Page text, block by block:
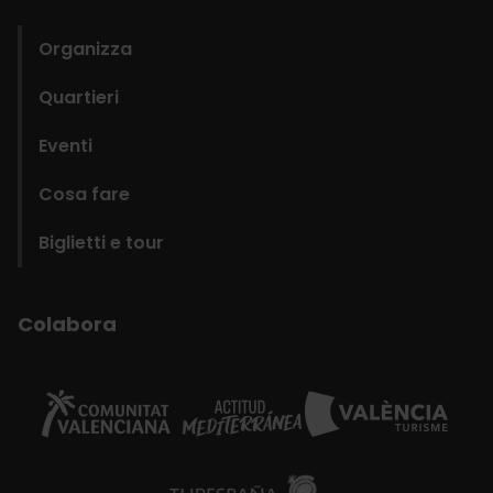
Organizza
Quartieri
Eventi
Cosa fare
Biglietti e tour
Colabora